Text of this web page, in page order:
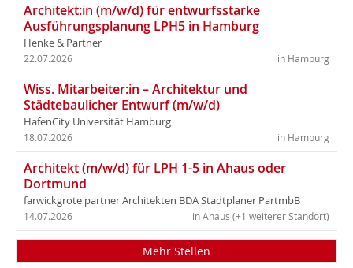
Architekt:in (m/w/d) für entwurfsstarke
Ausführungsplanung LPH5 in Hamburg
Henke & Partner
in Hamburg
22.07.2026
Wiss. Mitarbeiter:in – Architektur und
Städtebaulicher Entwurf (m/w/d)
HafenCity Universität Hamburg
in Hamburg
18.07.2026
Architekt (m/w/d) für LPH 1-5 in Ahaus oder
Dortmund
farwickgrote partner Architekten BDA Stadtplaner PartmbB
in Ahaus (+1 weiterer Standort)
14.07.2026
Mehr Stellen